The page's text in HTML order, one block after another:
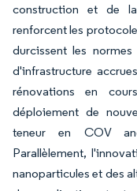
construction et de
renforcent les
durcissent les
d'infrastructure
rénovations en
déploiement de
teneur en COV
Parallèlement,
nanoparticules et des